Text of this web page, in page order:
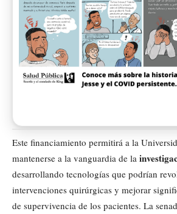
Este financiamiento permitirá a la
mantenerse a la vanguardia de la
desarrollando tecnologías que podrían
intervenciones quirúrgicas y mejorar
de supervivencia de los pacientes. La